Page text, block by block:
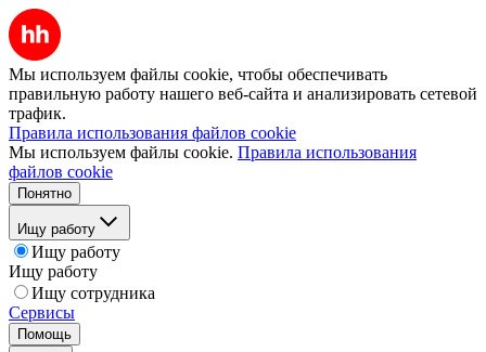
Мы используем файлы cookie, чтобы обеспечивать
правильную работу нашего веб-сайта и анализировать сетевой
трафик.
Правила использования файлов cookie
Мы используем файлы cookie. Правила использования
файлов cookie
Понятно
Ищу работу
Ищу работу
Ищу работу
Ищу сотрудника
Сервисы
Помощь